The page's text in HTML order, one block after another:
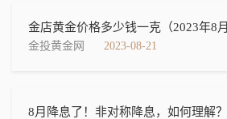
金店黄金价格多少钱一克（2023年8月
金投黄金网 2023-08-21
8月降息了！非对称降息，如何理解？